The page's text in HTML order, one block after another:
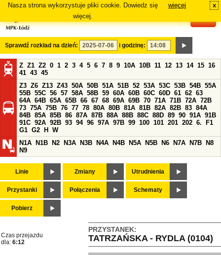
Nasza strona wykorzystuje pliki cookie. Dowiedz się
więcej.
więcej x
Sprawdź rozkład na dzień: i godzinę:
Z Z1 Z2 0 1 2 3 4 5 6 7 8 9 10A 10B 11 12 13 14 15 16
41 43 45
Z3 Z6 Z13 Z43 50A 50B 51A 51B 52 53A 53C 53B 54B 55A
55B 55C 56 57 58A 58B 59 60A 60B 60C 60D 61 62 63
64A 64B 65A 65B 66 67 68 69A 69B 70 71A 71B 72A 72B
73 75A 75B 76 77 78 80A 80B 81A 81B 82A 82B 83 84A
84B 85A 85B 86 87A 87B 88A 88B 88C 88D 89 90 91A 91B
91C 92A 92B 93 94 96 97A 97B 99 100 101 201 202 6.
F1
G1 G2 H
W
N1A
N1B N2 N3A N3B N4A N4B N5A N5B N6 N7A N7B
N8
N9
Linie Zmiany Utrudnienia
Przystanki Połączenia Schematy
Pobierz
PRZYSTANEK:
TATRZAŃSKA - RYDLA (0104)
Czas przejazdu
dla: 6:12